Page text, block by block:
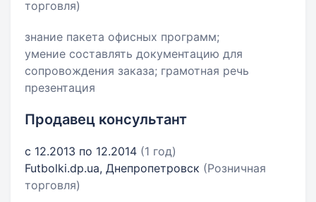
торговля)
знание пакета офисных программ;
умение составлять документацию для
сопровождения заказа; грамотная речь
презентация
Продавец консультант
с 12.2013 по 12.2014 (1 год)
Futbolki.dp.ua, Днепропетровск (Розничная
торговля)